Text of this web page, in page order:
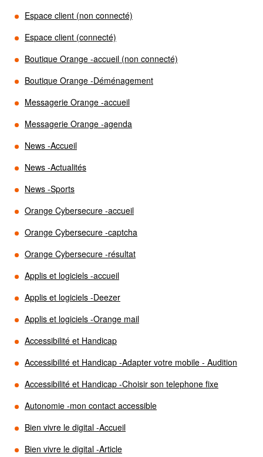
Espace client (non connecté)
Espace client (connecté)
Boutique Orange -accueil (non connecté)
Boutique Orange -Déménagement
Messagerie Orange -accueil
Messagerie Orange -agenda
News -Accueil
News -Actualités
News -Sports
Orange Cybersecure -accueil
Orange Cybersecure -captcha
Orange Cybersecure -résultat
Applis et logiciels -accueil
Applis et logiciels -Deezer
Applis et logiciels -Orange mail
Accessibilité et Handicap
Accessibilité et Handicap -Adapter votre mobile - Audition
Accessibilité et Handicap -Choisir son telephone fixe
Autonomie -mon contact accessible
Bien vivre le digital -Accueil
Bien vivre le digital -Article